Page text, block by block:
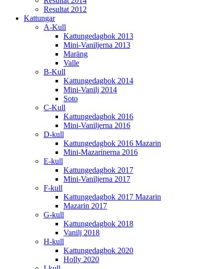
Resultat 2012
Kattungar
A-Kull
Kattungedagbok 2013
Mini-Vaniljerna 2013
Maräng
Valle
B-Kull
Kattungedagbok 2014
Mini-Vanilj 2014
Soto
C-Kull
Kattungedagbok 2016
Mini-Vaniljerna 2016
D-kull
Kattungedagbok 2016 Mazarin
Mini-Mazarinerna 2016
E-kull
Kattungedagbok 2017
Mini-Vaniljerna 2017
F-kull
Kattungedagbok 2017 Mazarin
Mazarin 2017
G-kull
Kattungedagbok 2018
Vanilj 2018
H-kull
Kattungedagbok 2020
Holly 2020